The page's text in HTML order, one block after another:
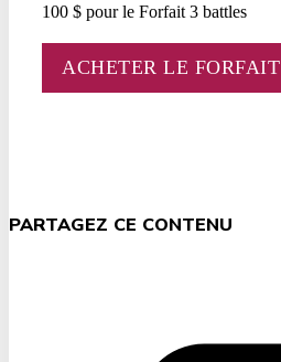
100 $ pour le Forfait 3 battles
ACHETER LE FORFAIT
PARTAGEZ CE CONTENU